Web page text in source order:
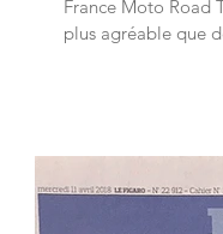
France Moto Road
plus agréable que